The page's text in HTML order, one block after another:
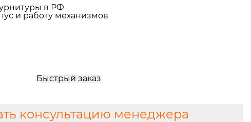
в РФ
и работу механизмов
Быстрый заказ
консультацию менеджера